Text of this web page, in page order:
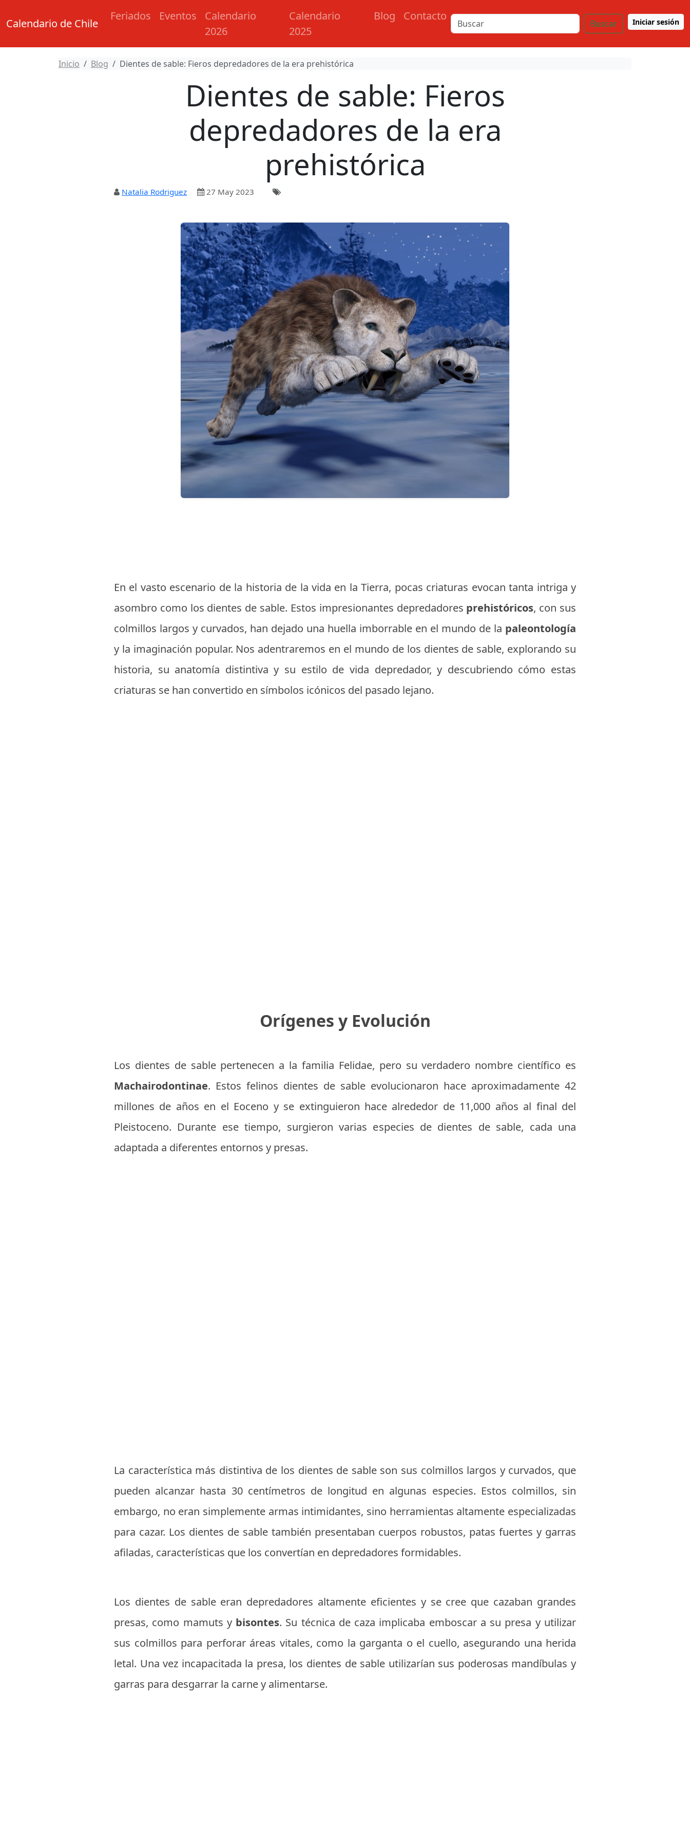
Calendario de Chile
Feriados Eventos
Calendario
2026
Calendario
2025
Blog Contacto
Buscar Iniciar sesión
Inicio Blog Dientes de sable: Fieros depredadores de la era prehistórica
Dientes de sable: Fieros
depredadores de la era
prehistórica
Natalia Rodriguez 27 May 2023
En el vasto escenario de la historia de la vida en la Tierra, pocas criaturas evocan tanta intriga y
asombro como los dientes de sable. Estos impresionantes depredadores prehistóricos, con sus
colmillos largos y curvados, han dejado una huella imborrable en el mundo de la paleontología
y la imaginación popular. Nos adentraremos en el mundo de los dientes de sable, explorando su
historia, su anatomía distintiva y su estilo de vida depredador, y descubriendo cómo estas
criaturas se han convertido en símbolos icónicos del pasado lejano.
Orígenes y Evolución
Los dientes de sable pertenecen a la familia Felidae, pero su verdadero nombre científico es
Machairodontinae. Estos felinos dientes de sable evolucionaron hace aproximadamente 42
millones de años en el Eoceno y se extinguieron hace alrededor de 11,000 años al final del
Pleistoceno. Durante ese tiempo, surgieron varias especies de dientes de sable, cada una
adaptada a diferentes entornos y presas.
La característica más distintiva de los dientes de sable son sus colmillos largos y curvados, que
pueden alcanzar hasta 30 centímetros de longitud en algunas especies. Estos colmillos, sin
embargo, no eran simplemente armas intimidantes, sino herramientas altamente especializadas
para cazar. Los dientes de sable también presentaban cuerpos robustos, patas fuertes y garras
afiladas, características que los convertían en depredadores formidables.
Los dientes de sable eran depredadores altamente eficientes y se cree que cazaban grandes
presas, como mamuts y bisontes. Su técnica de caza implicaba emboscar a su presa y utilizar
sus colmillos para perforar áreas vitales, como la garganta o el cuello, asegurando una herida
letal. Una vez incapacitada la presa, los dientes de sable utilizarían sus poderosas mandíbulas y
garras para desgarrar la carne y alimentarse.